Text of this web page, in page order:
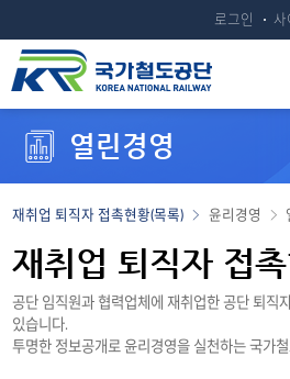
로그인 사
열린경영
윤리경영
재취업 퇴직자 접촉현황(목록)
재취업 퇴직자 접
공단 임직원과 협력업체에 재취업한 공단 퇴직
있습니다.
투명한 정보공개로 윤리경영을 실천하는 국가